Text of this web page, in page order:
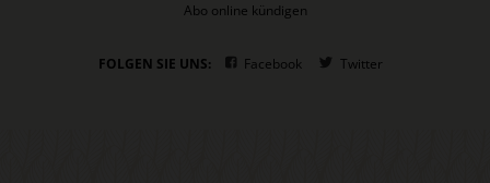
Abo online kündigen
FOLGEN SIE UNS: Facebook Twitter